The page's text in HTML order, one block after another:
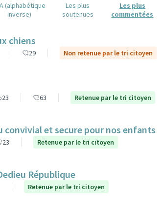
(alphabétique
inverse)
Les plus
soutenues
Les plus
commentées
chiens
29 Non retenue par le tri citoyen
23 63 Retenue par le tri citoyen
convivial et secure pour nos enfants
23 Retenue par le tri citoyen
République
Retenue par le tri citoyen